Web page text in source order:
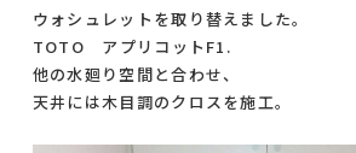
ウォシュレットを取り替えました。
TOTO アプリコットF1.
他の水廻り空間と合わせ、
天井には木目調のクロスを施工。